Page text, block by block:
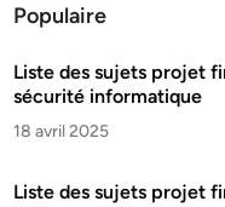
Populaire
Liste des sujets projet
sécurité informatique
18 avril 2025
Liste des sujets projet